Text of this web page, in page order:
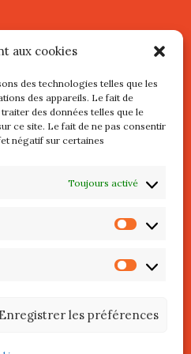
aux cookies
des technologies telles que les
des appareils. Le fait de
des données telles que le
ce site. Le fait de ne pas consentir
négatif sur certaines
Toujours activé
Enregistrer les préférences